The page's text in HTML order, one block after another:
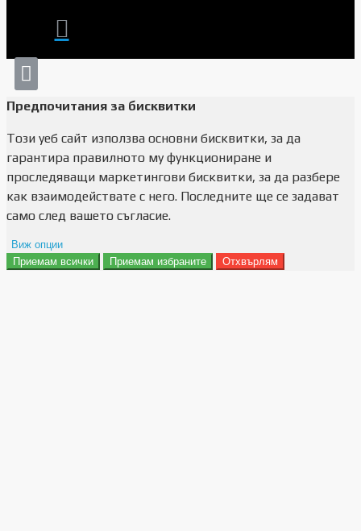
Предпочитания за бисквитки
Този уеб сайт използва основни бисквитки, за да
гарантира правилното му функциониране и
проследяващи маркетингови бисквитки, за да разбере
как взаимодействате с него. Последните ще се задават
само след вашето съгласие.
Виж опции
Препочитания за реклами
Приемам всички Приемам избраните Отхвърлям